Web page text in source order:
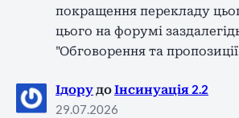
покращення перекладу
цього на форумі
"Обговорення та
Ідору доІнсинуація 2.2
29.07.2026